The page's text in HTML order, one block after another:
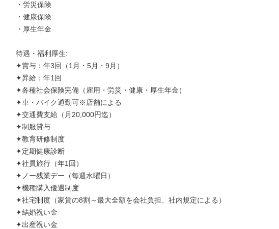
・労災保険
・健康保険
・厚生年金
待遇・福利厚生:
✦賞与：年3回（1月・5月・9月）
✦昇給：年1回
✦各種社会保険完備（雇用・労災・健康・厚生年金）
✦車・バイク通勤可※店舗による
✦交通費支給（月20,000円迄）
✦制服貸与
✦教育研修制度
✦定期健康診断
✦社員旅行（年1回）
✦ノー残業デー（毎週水曜日）
✦機種購入優遇制度
✦社宅制度（家賃の8割～最大全額を会社負担、社内規定による）
✦結婚祝い金
✦出産祝い金